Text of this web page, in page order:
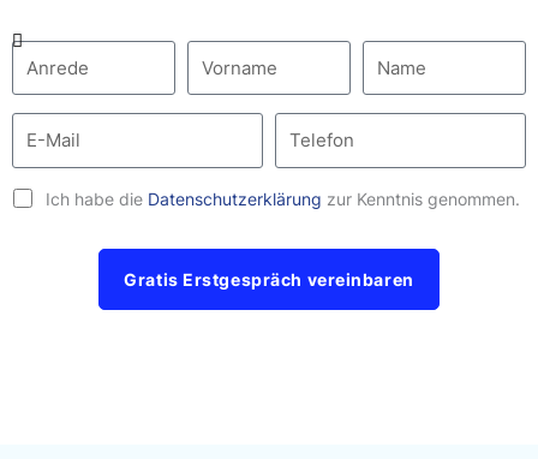
Ich habe die Datenschutzerklärung zur Kenntnis genommen.
Gratis Erstgespräch vereinbaren